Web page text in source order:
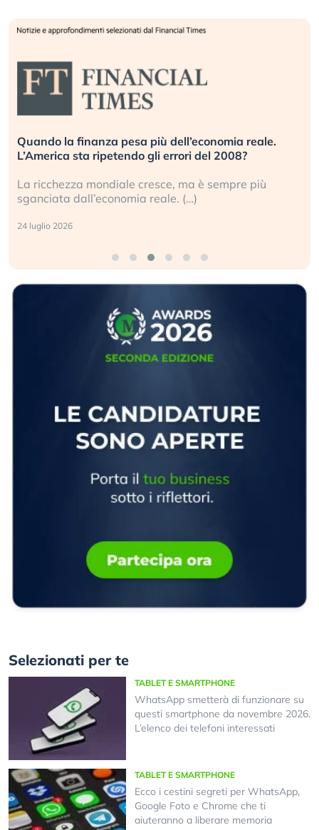
Quando la finanza pesa più dell’economia reale.
L’America sta ripetendo gli errori del 2008?
La ricchezza mondiale cresce, ma è sempre più
sganciata dall’economia reale. (…)
24 luglio 2026
Selezionati per te
TABLET E SMARTPHONE
WhatsApp smetterà di funzionare su
questi smartphone da novembre 2026.
L’elenco dei telefoni interessati
TABLET E SMARTPHONE
Ecco i cestini segreti per WhatsApp,
Google Foto e Chrome che ti
aiuteranno a liberare memoria